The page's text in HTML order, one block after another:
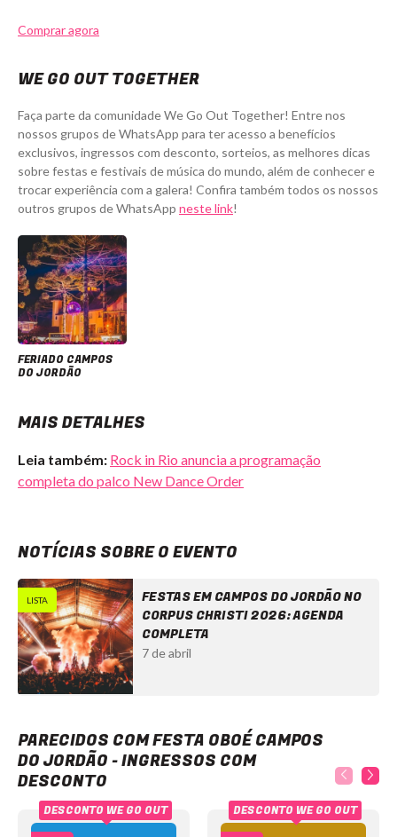
Comprar agora
WE GO OUT TOGETHER
Faça parte da comunidade We Go Out Together! Entre nos
nossos grupos de WhatsApp para ter acesso a benefícios
exclusivos, ingressos com desconto, sorteios, as melhores dicas
sobre festas e festivais de música do mundo, além de conhecer e
trocar experiência com a galera! Confira também todos os nossos
outros grupos de WhatsApp neste link!
FERIADO CAMPOS
DO JORDÃO
MAIS DETALHES
Leia também: Rock in Rio anuncia a programação
completa do palco New Dance Order
NOTÍCIAS SOBRE O EVENTO
LISTA
FESTAS EM CAMPOS DO JORDÃO NO
CORPUS CHRISTI 2026: AGENDA
COMPLETA
7 de abril
PARECIDOS COM FESTA OBOÉ CAMPOS
DO JORDÃO - INGRESSOS COM
DESCONTO
DESCONTO WE GO OUT DESCONTO WE GO OUT